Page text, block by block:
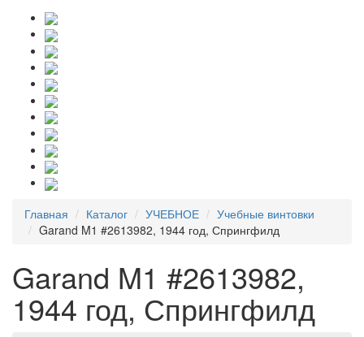
Главная Каталог УЧЕБНОЕ
Учебные винтовки
Garand M1 #2613982, 1944 год, Спрингфилд
Garand M1 #2613982,
1944 год, Спрингфилд